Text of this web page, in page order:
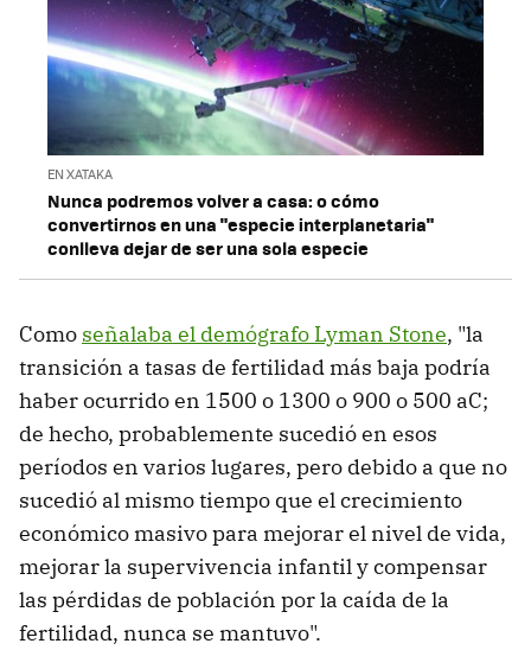
EN XATAKA
Nunca podremos volver a casa: o cómo
convertirnos en una "especie interplanetaria"
conlleva dejar de ser una sola especie
Como señalaba el demógrafo Lyman Stone, "la
transición a tasas de fertilidad más baja podría
haber ocurrido en 1500 o 1300 o 900 o 500 aC;
de hecho, probablemente sucedió en esos
períodos en varios lugares, pero debido a que no
sucedió al mismo tiempo que el crecimiento
económico masivo para mejorar el nivel de vida,
mejorar la supervivencia infantil y compensar
las pérdidas de población por la caída de la
fertilidad, nunca se mantuvo".